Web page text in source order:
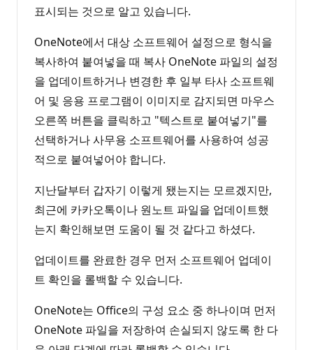
표시되는 것으로 알고 있습니다.
OneNote에서 대상 소프트웨어 설정으로 형식을
복사하여 붙여넣을 때 복사 OneNote 파일의 설정
을 업데이트하거나 변경한 후 일부 타사 소프트웨
어 및 응용 프로그램이 이미지로 감지되면 마우스
오른쪽 버튼을 클릭하고 "텍스트로 붙여넣기"를
선택하거나 사무용 소프트웨어를 사용하여 성공
적으로 붙여넣어야 합니다.
지난달부터 갑자기 이렇게 됐는지는 모르겠지만,
최근에 카카오톡이나 원노트 파일을 업데이트했
는지 확인해보면 도움이 될 것 같다고 하셨다.
업데이트를 완료한 경우 먼저 소프트웨어 업데이
트 확인을 롤백할 수 있습니다.
OneNote는 Office의 구성 요소 중 하나이며 먼저
OneNote 파일을 저장하여 손실되지 않도록 한 다